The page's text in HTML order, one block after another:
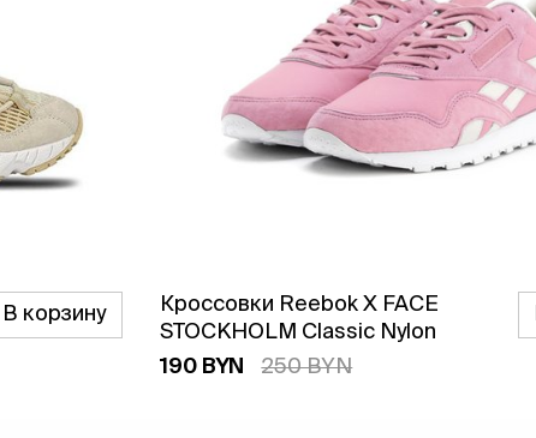
В корзину
Кроссовки Reebok X FACE
STOCKHOLM Classic Nylon
190 BYN
250 BYN